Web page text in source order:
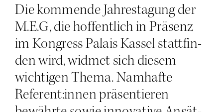
Die kom­men­de Jah­res­ta­gung der
M.E.G, die hof­fent­lich in Prä­senz
im Kon­gress Palais Kas­sel statt­fin­
den wird, wid­met sich die­sem
wich­ti­gen The­ma. Nam­haf­te
Referent:innen prä­sen­tie­ren